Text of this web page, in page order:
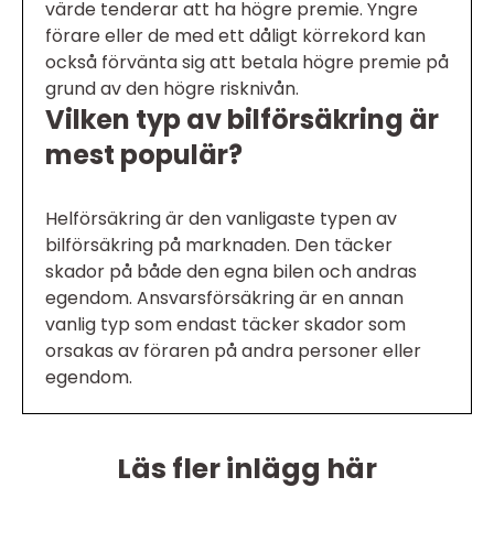
värde tenderar att ha högre premie. Yngre
förare eller de med ett dåligt körrekord kan
också förvänta sig att betala högre premie på
grund av den högre risknivån.
Vilken typ av bilförsäkring är
mest populär?
Helförsäkring är den vanligaste typen av
bilförsäkring på marknaden. Den täcker
skador på både den egna bilen och andras
egendom. Ansvarsförsäkring är en annan
vanlig typ som endast täcker skador som
orsakas av föraren på andra personer eller
egendom.
Läs fler inlägg här